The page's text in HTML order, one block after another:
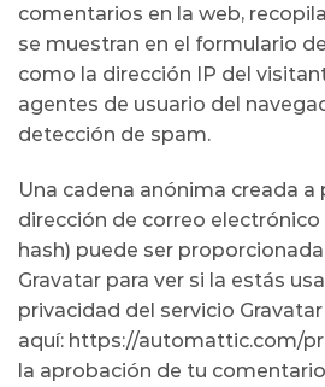
comentarios en la web,
se muestran en el formulario
como la dirección IP del
agentes de usuario del
detección de spam.
Una cadena anónima creada a
dirección de correo
hash) puede ser
Gravatar para ver si la estás
privacidad del servicio
aquí: https://automattic.com/
la aprobación de tu